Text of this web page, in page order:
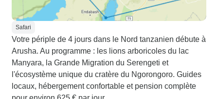
Safari
Votre périple de 4 jours dans le Nord tanzanien débute à
Arusha. Au programme : les lions arboricoles du lac
Manyara, la Grande Migration du Serengeti et
l'écosystème unique du cratère du Ngorongoro. Guides
locaux, hébergement confortable et pension complète